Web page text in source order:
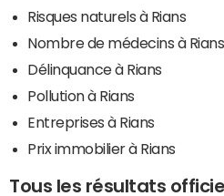
Risques naturels à Rians
Nombre de médecins à Rians
Délinquance à Rians
Pollution à Rians
Entreprises à Rians
Prix immobilier à Rians
Tous les résultats